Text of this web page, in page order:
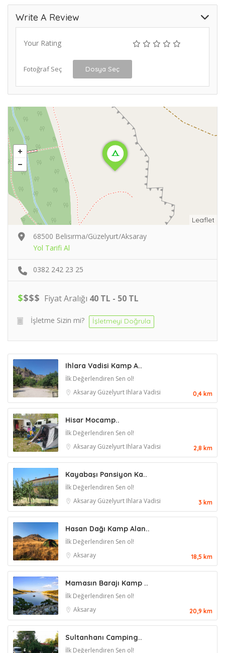
Write A Review
Your Rating
Fotoğraf Seç Dosya Seç
Leaflet
68500 Belisırma/Güzelyurt/Aksaray
Yol Tarifi Al
0382 242 23 25
$$$$ Fiyat Aralığı 40 TL - 50 TL
İşletme Sizin mi? İşletmeyi Doğrula
Ihlara Vadisi Kamp A..
İlk Değerlendiren Sen ol!
Aksaray Güzelyurt Ihlara Vadisi 0,4 km
Hisar Mocamp..
İlk Değerlendiren Sen ol!
Aksaray Güzelyurt Ihlara Vadisi 2,8 km
Kayabaşı Pansiyon Ka..
İlk Değerlendiren Sen ol!
Aksaray Güzelyurt Ihlara Vadisi 3 km
Hasan Dağı Kamp Alan..
İlk Değerlendiren Sen ol!
Aksaray
18,5 km
Mamasın Barajı Kamp ..
İlk Değerlendiren Sen ol!
Aksaray
20,9 km
Sultanhanı Camping..
İlk Değerlendiren Sen ol!